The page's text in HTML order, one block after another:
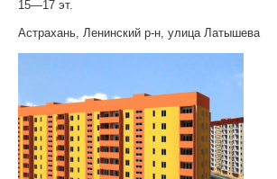
15—17 эт.
Астрахань, Ленинский р-н, улица Латышева